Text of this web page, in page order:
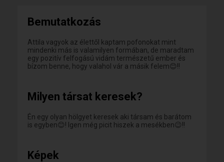
Bemutatkozás
Attila vagyok az élettől kaptam pofonokat mint
mindenki más is valamilyen formában, de maradtam
egy pozitív felfogású vidám természetű ember és
bízom benne, hogy valahol vár a másik felem😊!!
Milyen társat keresek?
Én egy olyan hölgyet keresek aki társam és barátom
is egyben😊! Igen még picit hiszek a mesékben😉!!
Képek